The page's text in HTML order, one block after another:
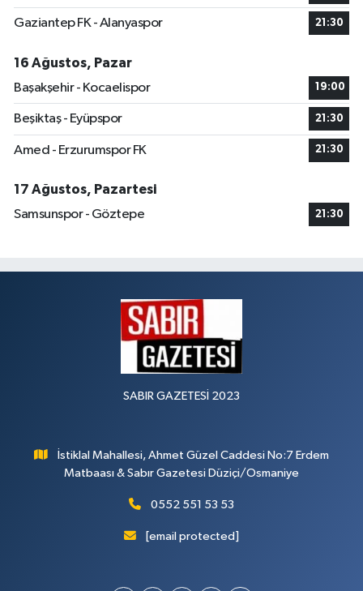
Gaziantep FK - Alanyaspor 21:30
16 Ağustos, Pazar
Başakşehir - Kocaelispor
19:00
Beşiktaş - Eyüpspor 21:30
Amed - Erzurumspor FK 21:30
17 Ağustos, Pazartesi
Samsunspor - Göztepe
21:30
SABIR GAZETESİ 2023
İstiklal Mahallesi, Ahmet Güzel Caddesi No:7 Erdem
Matbaası & Sabır Gazetesi Düziçi/Osmaniye
0552 551 53 53
[email protected]